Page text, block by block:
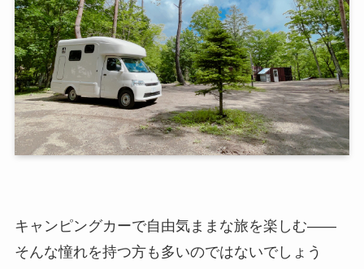
キャンピングカーで自由気ままな旅を楽しむ――
そんな憧れを持つ方も多いのではないでしょう